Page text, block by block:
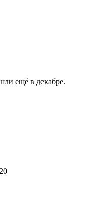
ещё в декабре.